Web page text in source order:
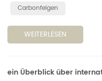
Carbonfelgen
WEITERLESEN
ein Überblick über